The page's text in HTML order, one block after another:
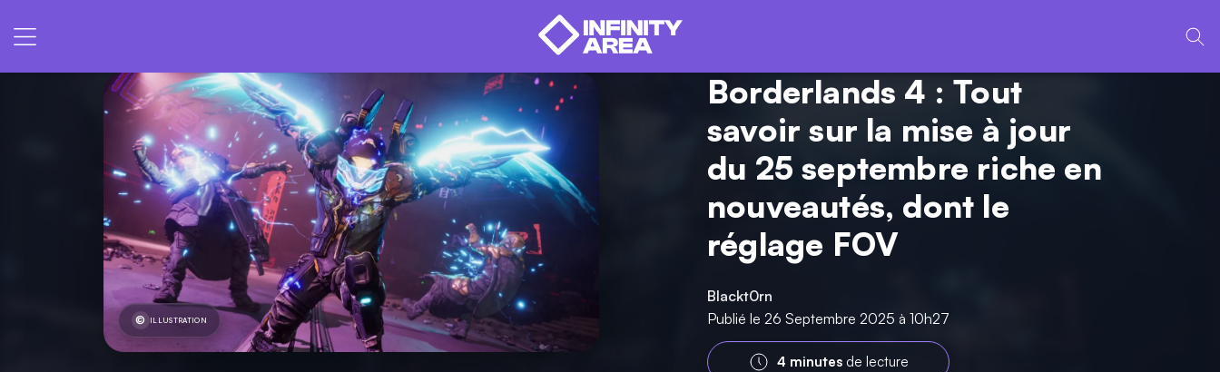
ILLUSTRATION
Borderlands 4 : Tout
savoir sur la mise à jour
du 25 septembre riche en
nouveautés, dont le
réglage FOV
Blackt0rn
Publié le 26 Septembre 2025 à 10h27
4 minutes de lecture